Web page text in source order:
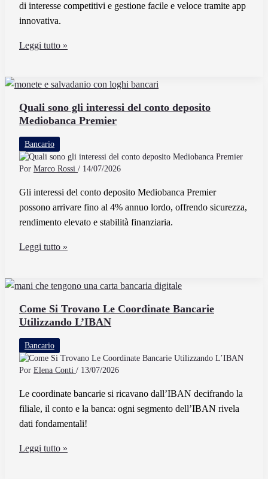
di interesse competitivi e gestione facile e veloce tramite app
innovativa.
Quali
Uno
Smart
Bank
Conto
Deposito
Leggi tutto »
Quali sono gli interessi del conto deposito
Mediobanca Premier
Bancario
Por Marco Rossi / 14/07/2026
Gli interessi del conto deposito Mediobanca Premier
possono arrivare fino al 4% annuo lordo, offrendo sicurezza,
rendimento elevato e stabilità finanziaria.
Quali
interessi
del
conto
deposito
Mediobanca
Premier
Leggi tutto »
Come Si Trovano Le Coordinate Bancarie
Utilizzando L’IBAN
Bancario
Por Elena Conti / 13/07/2026
Le coordinate bancarie si ricavano dall’IBAN decifrando la
filiale, il conto e la banca: ogni segmento dell’IBAN rivela
dati fondamentali!
Come
Leggi tutto »